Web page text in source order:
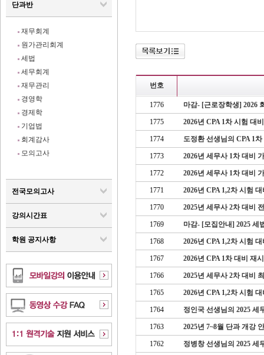
단과반
재무회계
원가관리회계
세법
세무회계
재무관리
경영학
경제학
기업법
회계감사
모의고사
전국모의고사
강의시간표
학원 공지사항
번호
1776 마감- [근로장학생] 2026
1775 2026년 CPA 1차 시험 대
1774 도정환 선생님의 CPA 1
1773 2026년 세무사 1차 대비
1772 2026년 세무사 1차 대비
1771 2026년 CPA 1,2차 시험
1770 2025년 세무사 2차 대비
1769 마감- [모집안내] 2025 세
1768 2026년 CPA 1,2차 시험
1767 2026년 CPA 1차 대비 재
1766 2025년 세무사 2차 대비
1765 2026년 CPA 1,2차 시험
1764 정인국 선생님의 2025 세
1763 2025년 7~8월 단과 개강
1762 정병창 선생님의 2025 세